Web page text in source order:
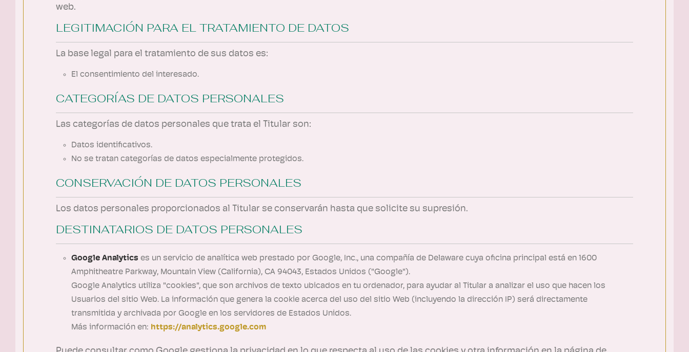
web.
LEGITIMACIÓN PARA EL TRATAMIENTO DE DATOS
La base legal para el tratamiento de sus datos es:
El consentimiento del interesado.
CATEGORÍAS DE DATOS PERSONALES
Las categorías de datos personales que trata el Titular son:
Datos identificativos.
No se tratan categorías de datos especialmente protegidos.
CONSERVACIÓN DE DATOS PERSONALES
Los datos personales proporcionados al Titular se conservarán hasta que solicite su supresión.
DESTINATARIOS DE DATOS PERSONALES
Google Analytics es un servicio de analítica web prestado por Google, Inc., una compañía de Delaware cuya oficina principal está en 1600
Amphitheatre Parkway, Mountain View (California), CA 94043, Estados Unidos ("Google").
Google Analytics utiliza "cookies", que son archivos de texto ubicados en tu ordenador, para ayudar al Titular a analizar el uso que hacen los
Usuarios del sitio Web. La información que genera la cookie acerca del uso del sitio Web (incluyendo la dirección IP) será directamente
transmitida y archivada por Google en los servidores de Estados Unidos.
Más información en: https://analytics.google.com